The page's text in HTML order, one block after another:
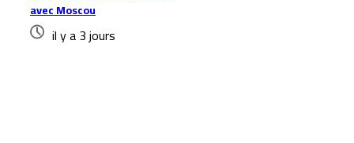
avec Moscou
il y a 3 jours